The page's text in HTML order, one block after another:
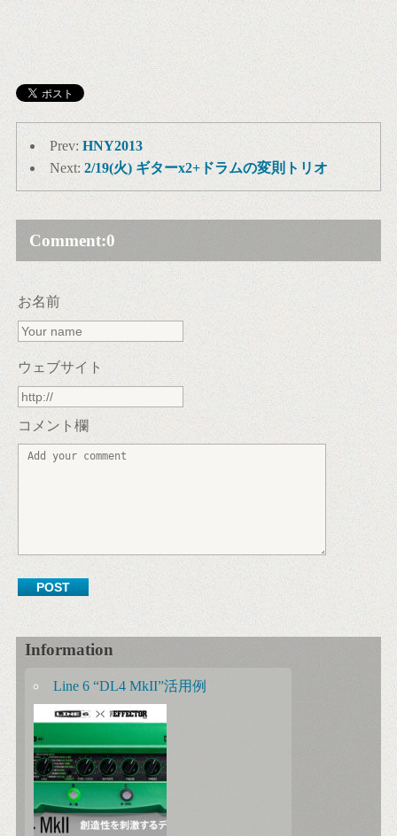
Prev: HNY2013
Next: 2/19(火) ギターx2+ドラムの変則トリオ
Comment:0
お名前
ウェブサイト
コメント欄
Information
Line 6 “DL4 MkII”活用例